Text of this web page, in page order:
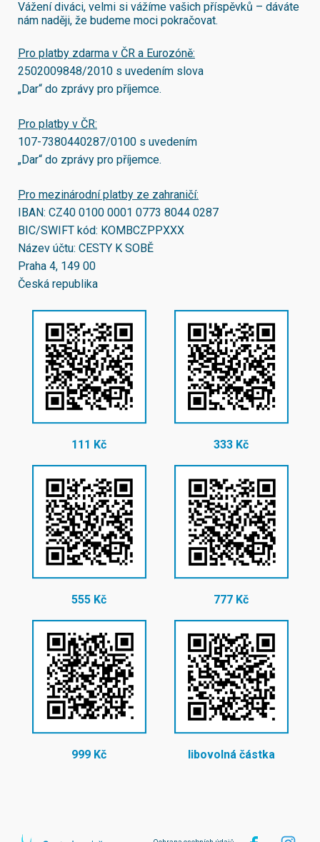
Vážení diváci, velmi si vážíme vašich příspěvků – dáváte
nám naději, že budeme moci pokračovat.
Pro platby zdarma v ČR a Eurozóně:
2502009848/2010 s uvedením slova
„Dar“ do zprávy pro příjemce.
Pro platby v ČR:
107-7380440287/0100 s uvedením
„Dar“ do zprávy pro příjemce.
Pro mezinárodní platby ze zahraničí:
IBAN: CZ40 0100 0001 0773 8044 0287
BIC/SWIFT kód: KOMBCZPPXXX
Název účtu: CESTY K SOBĚ
Praha 4, 149 00
Česká republika
111 Kč 333 Kč
555 Kč 777 Kč
999 Kč libovolná částka